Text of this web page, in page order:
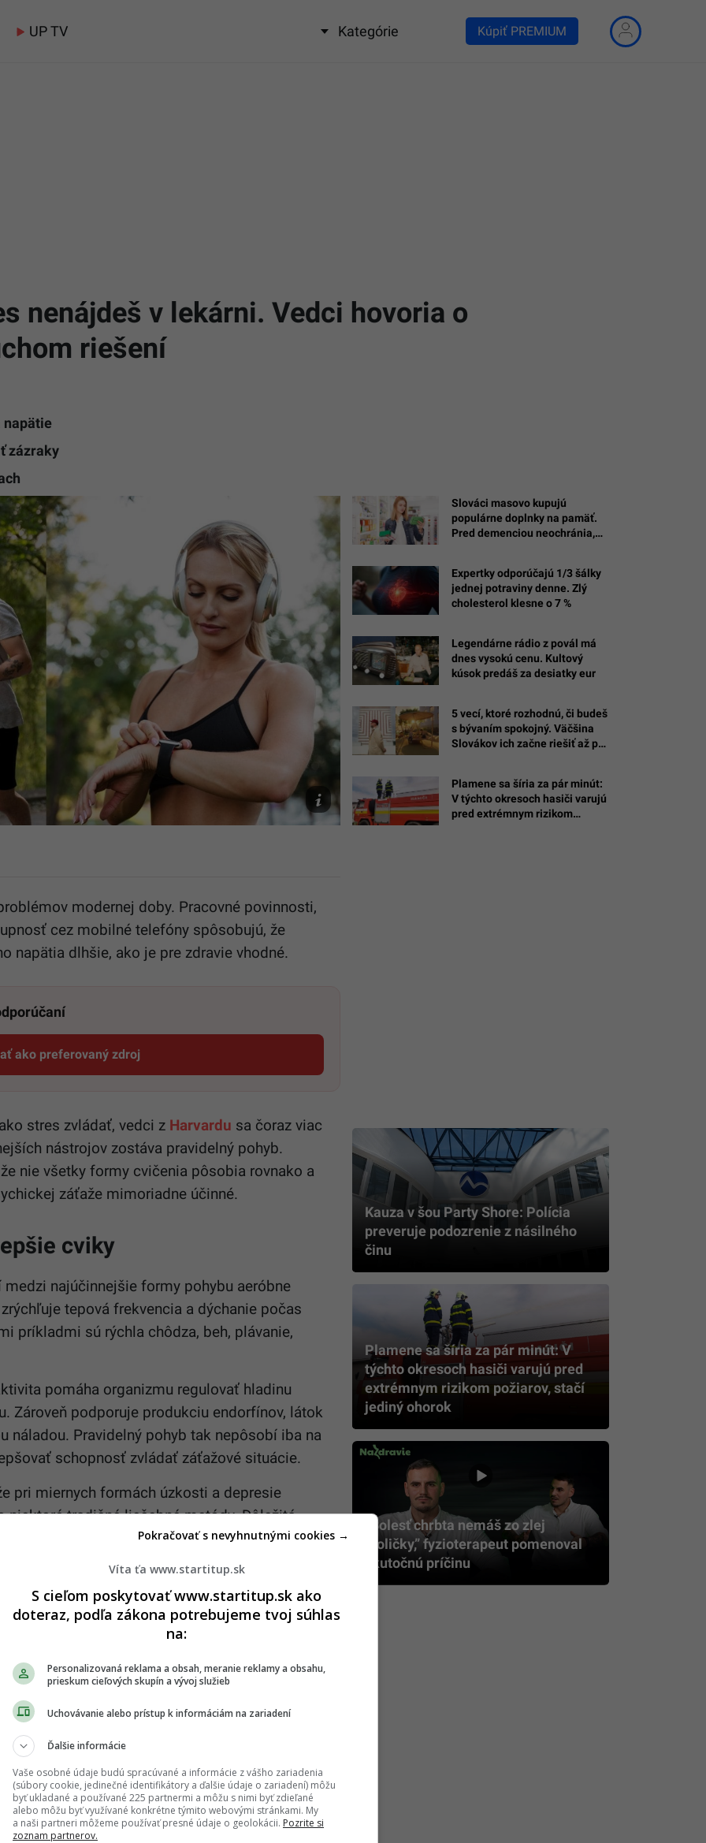
UP TV Kategórie Kúpiť PREMIUM
nenájdeš v lekárni. Vedci hovoria o
riešení
napätie
zázraky
foto
Freepik/drobotdean
modernej doby. Pracovné povinnosti,
cez mobilné telefóny spôsobujú, že
napätia dlhšie, ako je pre zdravie vhodné.
ako preferovaný zdroj
Startitup, odkaz sa otvorí v novom okne
stres zvládať, vedci z Harvardu sa čoraz viac
nástrojov zostáva pravidelný pohyb.
nie všetky formy cvičenia pôsobia rovnako a
záťaže mimoriadne účinné.
cviky
medzi najúčinnejšie formy pohybu aeróbne
tepová frekvencia a dýchanie počas
príkladmi sú rýchla chôdza, beh, plávanie,
pomáha organizmu regulovať hladinu
Zároveň podporuje produkciu endorfínov, látok
náladou. Pravidelný pohyb tak nepôsobí iba na
schopnosť zvládať záťažové situácie.
pri miernych formách úzkosti a depresie
niektoré tradičné liečebné metódy. Dôležitá
Už krátka svižná prechádzka dokáže
ako len budovanie svalov
spájajú s výrazným znižovaním stresu, je silový
s rastom svalovej hmoty a fyzickej
duševného zdravia.
na techniku vykonávania cvikov, správne
prirodzene odvádza pozornosť od
efekt ako meditácia. Odborníci zároveň
často vedie aj k vyššiemu sebavedomiu a
Slováci masovo kupujú
populárne doplnky na pamäť.
Pred demenciou neochránia,
Expertky odporúčajú 1/3 šálky
jednej potraviny denne. Zlý
cholesterol klesne o 7 %
Legendárne rádio z povál má
dnes vysokú cenu. Kultový
kúsok predáš za desiatky eur
5 vecí, ktoré rozhodnú, či budeš
s bývaním spokojný. Väčšina
Slovákov ich začne riešiť až po
Plamene sa šíria za pár minút:
V týchto okresoch hasiči varujú
pred extrémnym rizikom
Kauza v šou Party Shore: Polícia
preveruje podozrenie z násilného
činu
Plamene sa šíria za pár minút: V
týchto okresoch hasiči varujú pred
extrémnym rizikom požiarov, stačí
jediný ohorok
„Bolesť chrbta nemáš zo zlej
stoličky,” fyzioterapeut pomenoval
skutočnú príčinu
Víta ťa www.startitup.sk
S cieľom poskytovať www.startitup.sk ako
doteraz, podľa zákona potrebujeme tvoj súhlas
na:
Personalizovaná reklama a obsah, meranie reklamy a obsahu,
prieskum cieľových skupín a vývoj služieb
Uchovávanie alebo prístup k informáciám na zariadení
Ďalšie informácie
Vaše osobné údaje budú spracúvané a informácie z vášho zariadenia
(súbory cookie, jedinečné identifikátory a ďalšie údaje o zariadení) môžu
byť ukladané a používané 225 partnermi a môžu s nimi byť zdieľané
alebo môžu byť využívané konkrétne týmito webovými stránkami. My
a naši partneri môžeme používať presné údaje o geolokácii. Pozrite si
zoznam partnerov.
Pokračovať s nevyhnutnými cookies →